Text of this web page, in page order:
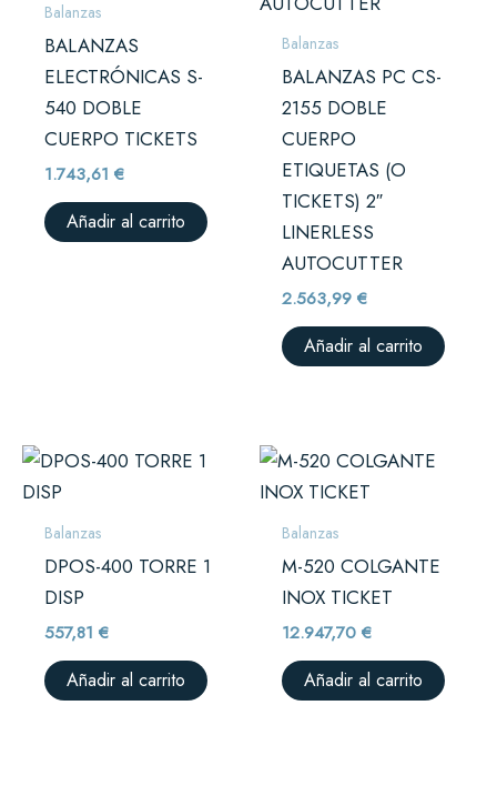
Balanzas
BALANZAS
ELECTRÓNICAS S-
540 DOBLE
CUERPO TICKETS
1.743,61€
Añadir al carrito
Balanzas
BALANZAS PC CS-
2155 DOBLE
CUERPO
ETIQUETAS (O
TICKETS) 2″
LINERLESS
AUTOCUTTER
2.563,99€
Añadir al carrito
Balanzas
DPOS-400 TORRE 1
DISP
557,81€
Añadir al carrito
Balanzas
M-520 COLGANTE
INOX TICKET
12.947,70€
Añadir al carrito